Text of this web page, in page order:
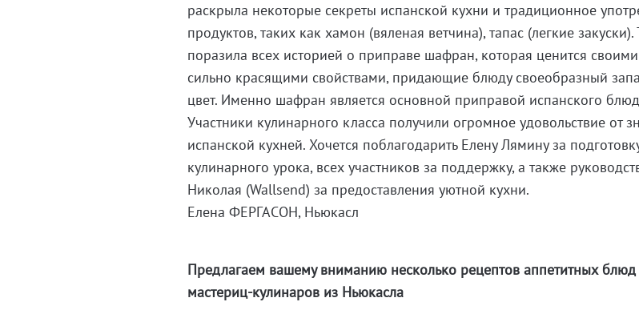
раскрыла некоторые секреты испанской кухни и традиционное
продуктов, таких как хамон (вяленая ветчина), тапас (легкие
поразила всех историей о приправе шафран, которая ценится
сильно красящими свойствами, придающие блюду своеобразный
цвет. Именно шафран является основной приправой испанского
Участники кулинарного класса получили огромное удовольствие от
испанской кухней. Хочется поблагодарить Елену Лямину за
кулинарного урока, всех участников за поддержку, а также
Николая (Wallsend) за предоставления уютной кухни.
Елена ФЕРГАСОН, Ньюкасл
Предлагаем вашему вниманию несколько рецептов аппетитных блюд
мастериц-кулинаров из Ньюкасла